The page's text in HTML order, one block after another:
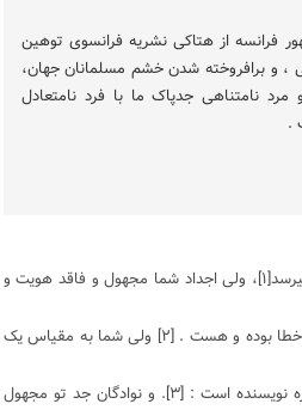
فرانسه از هتاکی نشریه فرانسوی توهین
، و برافروخته شدن خشم مسلمانان جهان،
نامتناهی جدپاک ما با فرد نامتعادل
.
جد ما ؛ اصل و نسبش به انبیای الهی و منابع نور و مخازن وحیانی میرسد[۱]، ولی اجداد شما مجهول و فاقد هویت و
نسل جد ما دارای یک دختر معصوم و ۱۱ امام معصوم و پاک از گناه و خطا بوده و هست . [۲] ولی شما به مقیاس یک
نوادگان جد ما ، دارای شجره اصل و نسب هستند، که نمونه آن شحره نویسنده است : [۳]. و نوادگان جد تو مجهول